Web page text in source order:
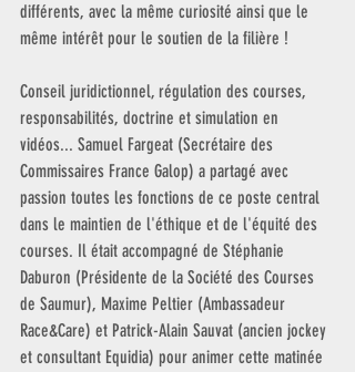
différents, avec la même curiosité ainsi que le
même intérêt pour le soutien de la filière !
Conseil juridictionnel, régulation des courses,
responsabilités, doctrine et simulation en
vidéos... Samuel Fargeat (Secrétaire des
Commissaires France Galop) a partagé avec
passion toutes les fonctions de ce poste central
dans le maintien de l'éthique et de l'équité des
courses. Il était accompagné de Stéphanie
Daburon (Présidente de la Société des Courses
de Saumur), Maxime Peltier (Ambassadeur
Race&Care) et Patrick-Alain Sauvat (ancien jockey
et consultant Equidia) pour animer cette matinée